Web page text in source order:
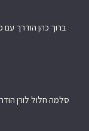
ברוך כהן הודרך עם
סלמה חלול לורן